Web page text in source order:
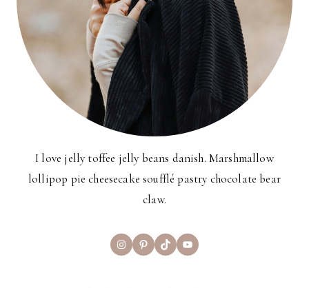
I love jelly toffee jelly beans danish. Marshmallow
lollipop pie cheesecake soufflé pastry chocolate bear
claw.
InstagramPinterest
TikTokYouTube